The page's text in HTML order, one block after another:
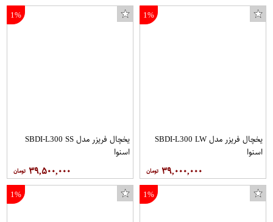
1%
یخچال فریزر مدل SBDI-L300 LW
اسنوا
۳۹,۰۰۰,۰۰۰
1%
یخچال فریزر مدل SBDI-L300 SS
اسنوا
۳۹,۵۰۰,۰۰۰
1%
1%